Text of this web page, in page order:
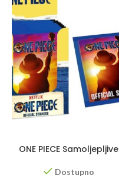
ONE PIECE Samoljepljive
Dostupno